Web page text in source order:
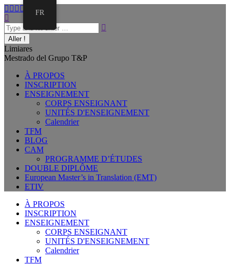
Limiares
Mestrado del Grupo T&P
À PROPOS
INSCRIPTION
ENSEIGNEMENT
CORPS ENSEIGNANT
UNITÉS D'ENSEIGNEMENT
Calendrier
TFM
BLOG
CAM
PROGRAMME D’ÉTUDES
DOUBLE DIPLÔME
European Master’s in Translation (EMT)
ETIV
À PROPOS
INSCRIPTION
ENSEIGNEMENT
CORPS ENSEIGNANT
UNITÉS D'ENSEIGNEMENT
Calendrier
TFM
FR